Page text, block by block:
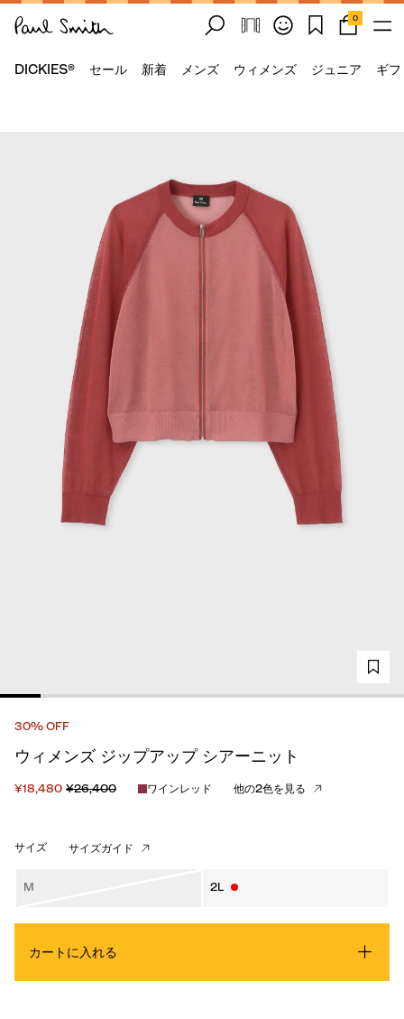
0
DICKIES® セール 新着 メンズ ウィメンズ ジュニア ギ
30% OFF
ウィメンズ ジップアップ シアーニット
¥18,480 ¥26,400 ワインレッド 他の2色を見る
サイズ サイズガイド
M 2L
カートに入れる